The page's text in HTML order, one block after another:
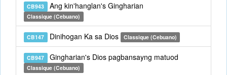
CB943 Ang kin'hanglan's Gingharian
Classique (Cebuano)
CB147 Dinihogan Ka sa Dios Classique (Cebuano)
CB947 Gingharian's Dios pagbansayng matuod
Classique (Cebuano)